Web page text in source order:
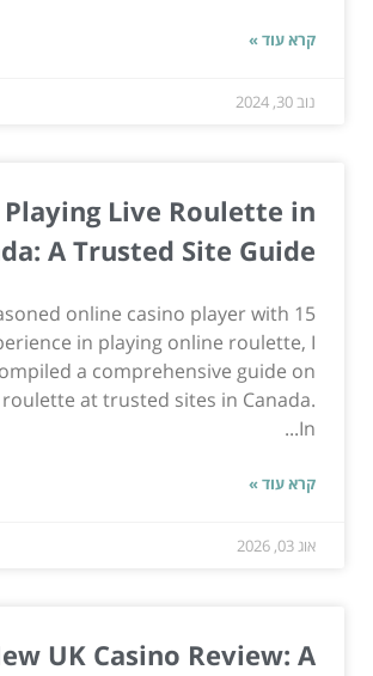
קרא עוד »
נוב 30, 2024
Playing Live Roulette in
A Trusted Site Guide
online casino player with 15
in playing online roulette, I
a comprehensive guide on
at trusted sites in Canada.
In...
קרא עוד »
אוג 03, 2026
UK Casino Review: A